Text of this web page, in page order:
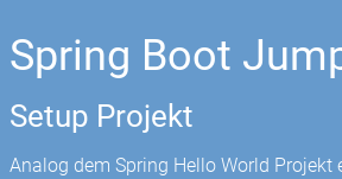
Spring Boot
Setup Projekt
Analog dem Spring Hello World Projekt